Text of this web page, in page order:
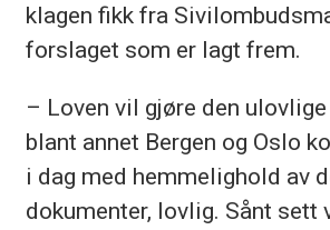
klagen fikk fra
forslaget som er lagt frem.
– Loven vil gjøre den
blant annet Bergen og Oslo
i dag med hemmelighold av
dokumenter, lovlig. Sånt sett